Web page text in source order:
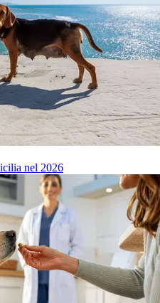
nel 2026